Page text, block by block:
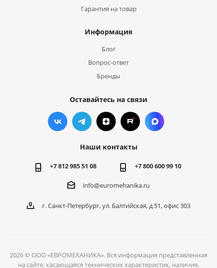
Гарантия на товар
Информация
Блог
Вопрос-ответ
Бренды
Оставайтесь на связи
Наши контакты
+7 812 985 51 08 +7 800 600 99 10
info@euromehanika.ru
г. Санкт-Петербург, ул. Балтийская, д 51, офис 303
2026 © ООО «ЕВРОМЕХАНИКА». Вся информация представленная
на сайте, касающаяся технических характеристик, наличия,